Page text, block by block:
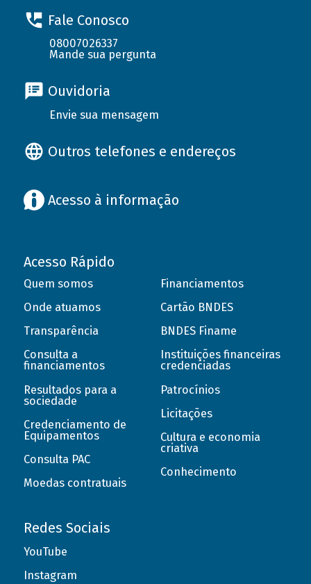
Fale Conosco
08007026337
Mande sua pergunta
Ouvidoria
Envie sua mensagem
Outros telefones e endereços
Acesso à informação
Acesso Rápido
Quem somos
Onde atuamos
Transparência
Consulta a
financiamentos
Resultados para a
sociedade
Credenciamento de
Equipamentos
Consulta PAC
Moedas contratuais
Financiamentos
Cartão BNDES
BNDES Finame
Instituições financeiras
credenciadas
Patrocínios
Licitações
Cultura e economia
criativa
Conhecimento
Redes Sociais
YouTube
Instagram